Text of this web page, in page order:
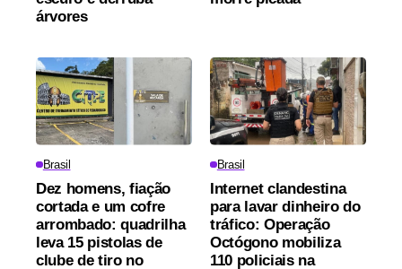
árvores
Brasil
Dez homens, fiação
cortada e um cofre
arrombado: quadrilha
leva 15 pistolas de
clube de tiro no
Brasil
Internet clandestina
para lavar dinheiro do
tráfico: Operação
Octógono mobiliza
110 policiais na